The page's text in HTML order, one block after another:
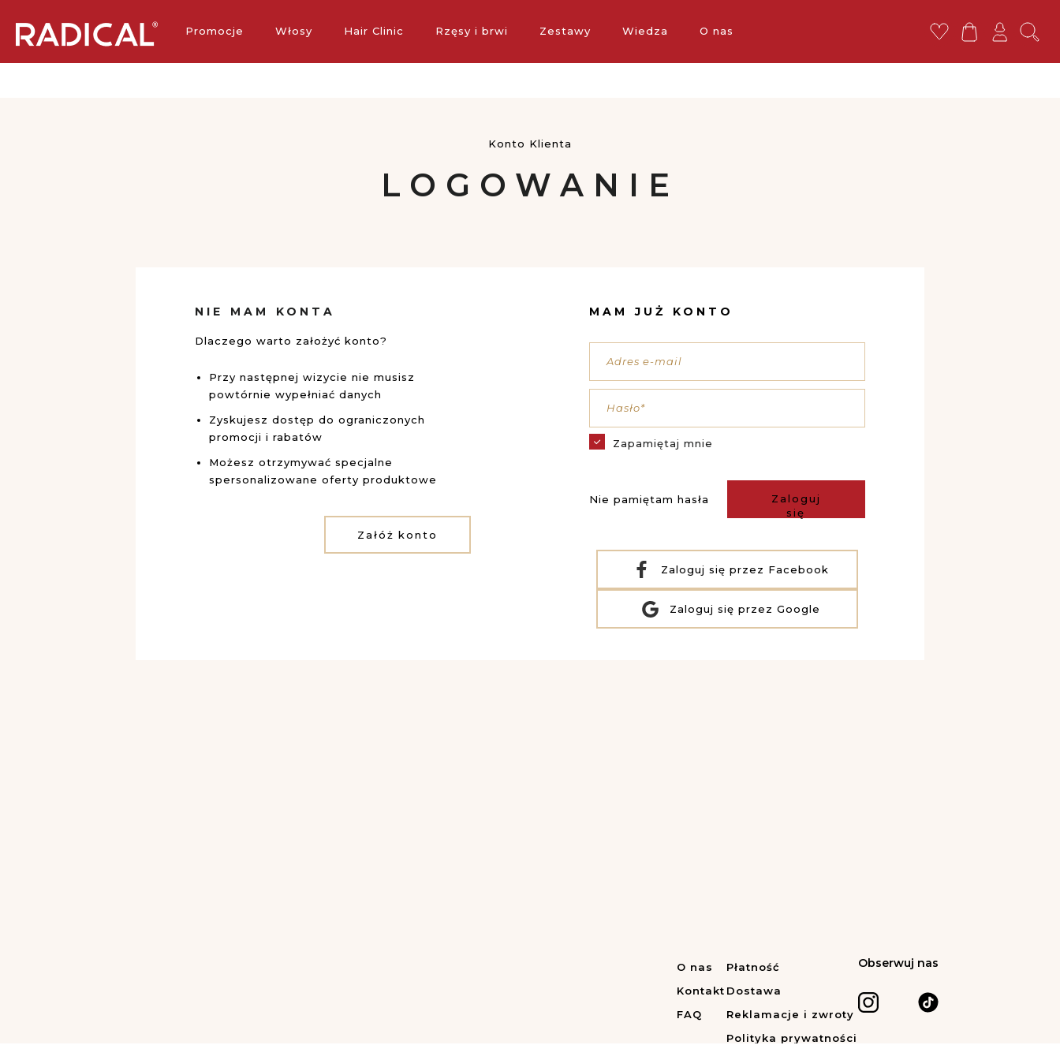
Promocje Włosy Hair Clinic Rzęsy i brwi Zestawy Wiedza O nas
Konto Klienta
LOGOWANIE
MAM JUŻ KONTO
Adres e-mail
Hasło*
Zapamiętaj mnie
Zaloguj
się
Nie pamiętam hasła
Zaloguj się przez Google
Zaloguj się przez Facebook
NIE MAM KONTA
Załóż konto
Dlaczego warto założyć konto?
Przy następnej wizycie nie musisz
powtórnie wypełniać danych
Zyskujesz dostęp do ograniczonych
promocji i rabatów
Możesz otrzymywać specjalne
spersonalizowane oferty produktowe
O nas
Kontakt
FAQ
Płatność
Dostawa
Reklamacje i zwroty
Polityka prywatności
Obserwuj nas